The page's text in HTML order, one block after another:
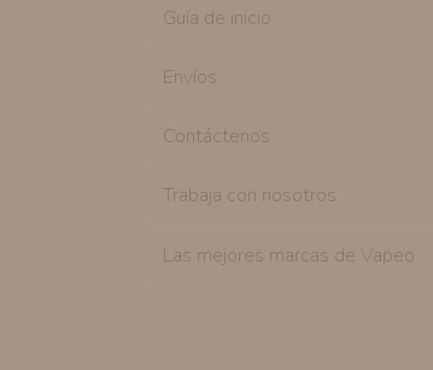
Guía de inicio
Envíos
Contáctenos
Trabaja con nosotros
Las mejores marcas de Vapeo